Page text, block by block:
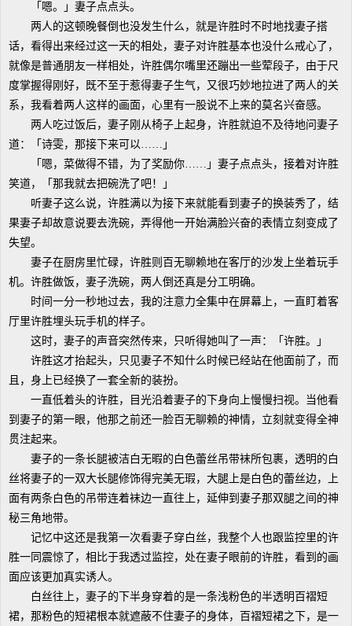
「嗯。」妻子点点头。
两人的这顿晚餐倒也没发生什么，就是许胜时不时地找妻子搭
话，看得出来经过这一天的相处，妻子对许胜基本也没什么戒心了，
就像是普通朋友一样相处，许胜偶尔嘴里还蹦出一些荤段子，由于尺
度掌握得刚好，既不至于惹得妻子生气，又很巧妙地拉进了两人的关
系，我看着两人这样的画面，心里有一股说不上来的莫名兴奋感。
两人吃过饭后，妻子刚从椅子上起身，许胜就迫不及待地问妻子
道：「诗雯，那接下来可以……」
「嗯，菜做得不错，为了奖励你……」妻子点点头，接着对许胜
笑道，「那我就去把碗洗了吧！」
听妻子这么说，许胜满以为接下来就能看到妻子的换装秀了，结
果妻子却故意说要去洗碗，弄得他一开始满脸兴奋的表情立刻变成了
失望。
妻子在厨房里忙碌，许胜则百无聊赖地在客厅的沙发上坐着玩手
机。许胜做饭，妻子洗碗，两人倒还真是分工明确。
时间一分一秒地过去，我的注意力全集中在屏幕上，一直盯着客
厅里许胜埋头玩手机的样子。
这时，妻子的声音突然传来，只听得她叫了一声：「许胜。」
许胜这才抬起头，只见妻子不知什么时候已经站在他面前了，而
且，身上已经换了一套全新的装扮。
一直低着头的许胜，目光沿着妻子的下身向上慢慢扫视。当他看
到妻子的第一眼，他那之前还一脸百无聊赖的神情，立刻就变得全神
贯注起来。
妻子的一条长腿被洁白无暇的白色蕾丝吊带袜所包裹，透明的白
丝将妻子的一双大长腿修饰得完美无瑕，大腿上是白色的蕾丝边，上
面有两条白色的吊带连着袜边一直往上，延伸到妻子那双腿之间的神
秘三角地带。
记忆中这还是我第一次看妻子穿白丝，我整个人也跟监控里的许
胜一同震惊了，相比于我透过监控，处在妻子眼前的许胜，看到的画
面应该更加真实诱人。
白丝往上，妻子的下半身穿着的是一条浅粉色的半透明百褶短
裙，那粉色的短裙根本就遮蔽不住妻子的身体，百褶短裙之下，是一